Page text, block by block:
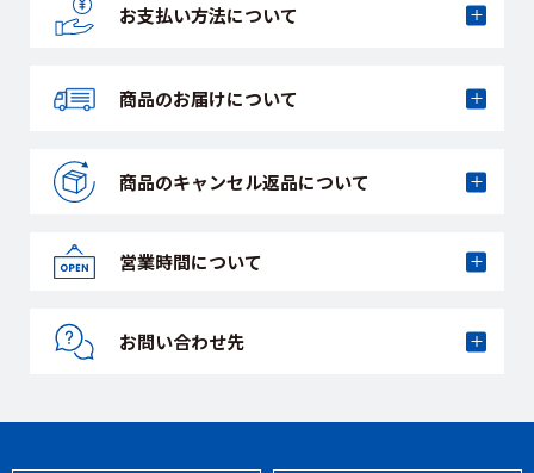
お支払い方法について
商品のお届けについて
商品のキャンセル返品について
営業時間について
お問い合わせ先